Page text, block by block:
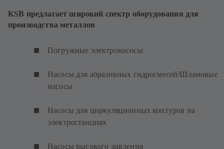
KSB предлагает широкий спектр оборудования для
производства металлов
Погружные электронасосы
Насосы для абразивных гидросмесей/Шламовые
насосы
Насосы для циркуляционных контуров на
электростанциях
Насосы высокого давления